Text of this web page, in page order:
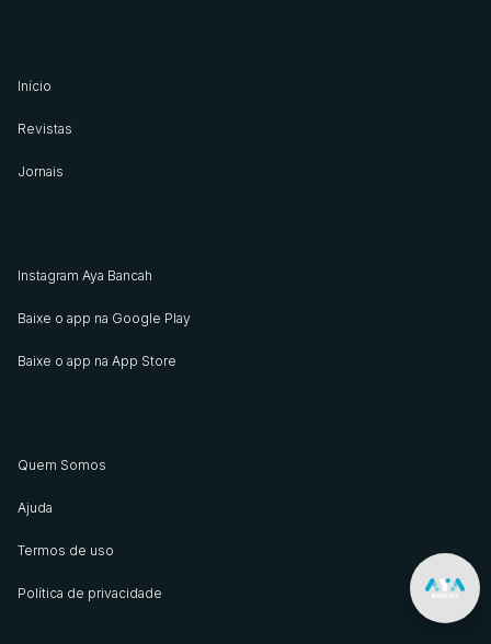
Início
Revistas
Jornais
Instagram Aya Bancah
Baixe o app na Google Play
Baixe o app na App Store
Quem Somos
Ajuda
Termos de uso
Política de privacidade